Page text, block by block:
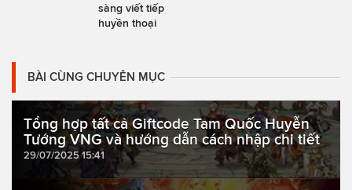
sàng viết tiếp
huyền thoại
BÀI CÙNG CHUYÊN MỤC
Tổng hợp tất cả Giftcode Tam Quốc Huyễn
Tướng VNG và hướng dẫn cách nhập chi tiết
29/07/2025 15:41